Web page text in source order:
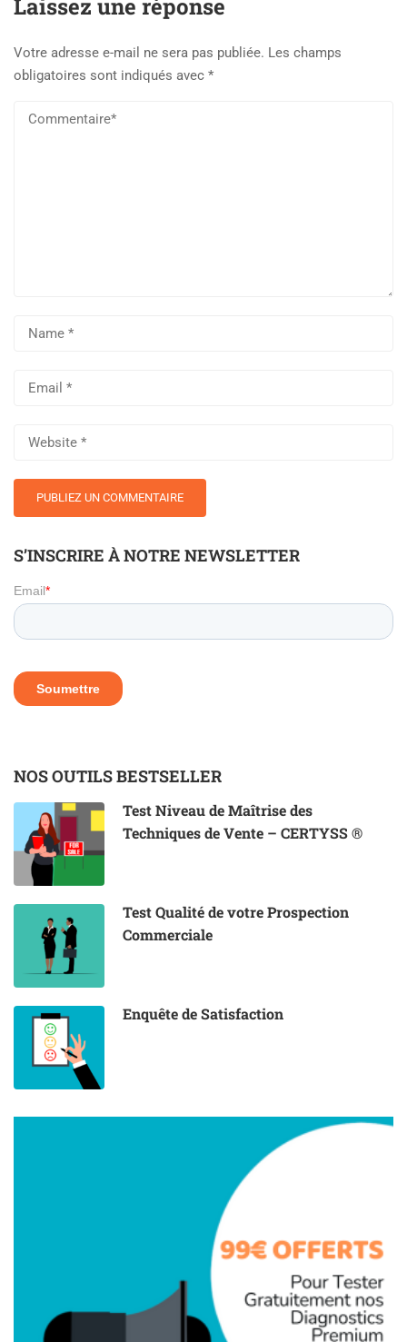
Laissez une réponse
Votre adresse e-mail ne sera pas publiée. Les champs
obligatoires sont indiqués avec *
S’INSCRIRE À NOTRE NEWSLETTER
NOS OUTILS BESTSELLER
Test Niveau de Maîtrise des
Techniques de Vente – CERTYSS ®
Test Qualité de votre Prospection
Commerciale
Enquête de Satisfaction